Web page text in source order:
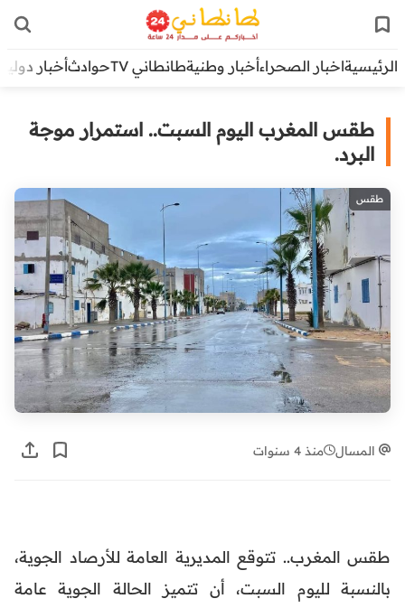
الرئيسيةاخبار الصحراءأخبار وطنيةطانطاني TV حوادثأخبار دولية
طقس المغرب اليوم السبت.. استمرار موجة
البرد.
طقس
المسال منذ 4 سنوات
طقس المغرب.. تتوقع المديرية العامة للأرصاد الجوية،
بالنسبة لليوم السبت، أن تتميز الحالة الجوية عامة